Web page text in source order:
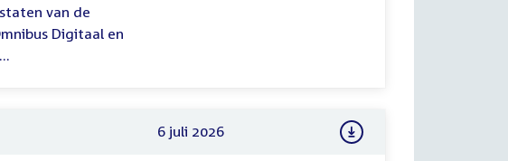
van de
Digitaal en
6 juli 2026